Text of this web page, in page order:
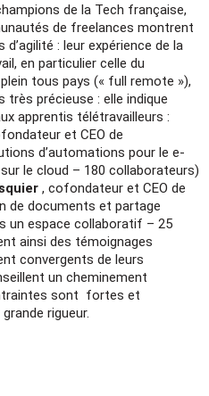
de la Tech française,
de freelances montrent
d’agilité : leur expérience de la
en particulier celle du
tous pays (« full remote »),
très précieuse : elle indique
apprentis télétravailleurs :
et CEO de
d’automations pour le e-
le cloud – 180 collaborateurs)
, cofondateur et CEO de
de documents et partage
un espace collaboratif – 25
ainsi des témoignages
convergents de leurs
un cheminement
sont fortes et
rigueur.